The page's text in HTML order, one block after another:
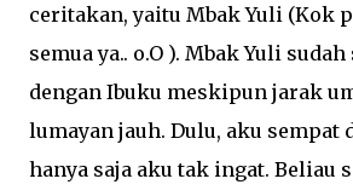
ceritakan, yaitu Mbak Yuli (Kok
semua ya.. o.O ). Mbak Yuli
dengan Ibuku meskipun jarak
lumayan jauh. Dulu, aku sempat
hanya saja aku tak ingat. Beliau